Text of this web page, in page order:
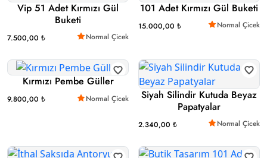
Vip 51 Adet Kırmızı Gül
Buketi
7.500,00 ₺ Normal Çicek
101 Adet Kırmızı Gül Buketi
15.000,00 ₺ Normal Çicek
Kırmızı Pembe Güller
9.800,00 ₺ Normal Çicek
Siyah Silindir Kutuda Beyaz
Papatyalar
2.340,00 ₺ Normal Çicek